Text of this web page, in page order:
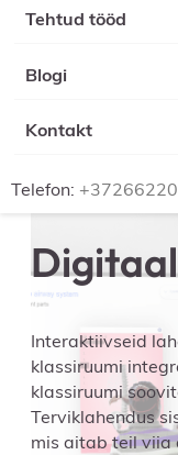
Tehtud tööd
Blogi
Kontakt
Telefon:
Interaktiivseid
klassiruumi
klassiruumi
Terviklahendus
mis aitab teil viia